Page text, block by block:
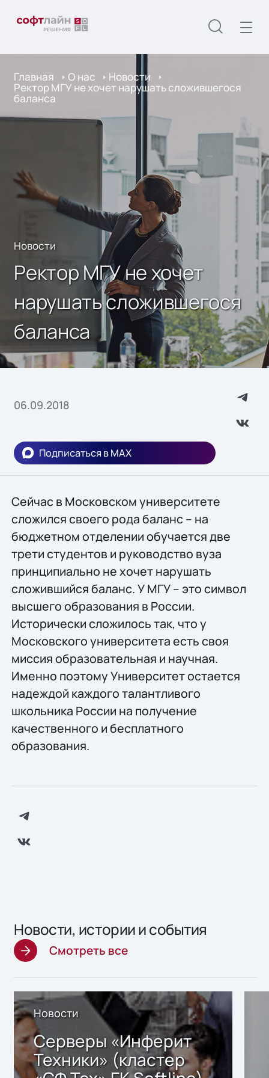
Главная О нас Новости
Ректор МГУ не хочет нарушать сложившегося
баланса
Новости
Ректор МГУ не хочет
нарушать сложившегося
баланса
06.09.2018
Подписаться в MAX
Сейчас в Московском университете
сложился своего рода баланс – на
бюджетном отделении обучается две
трети студентов и руководство вуза
принципиально не хочет нарушать
сложившийся баланс. У МГУ – это символ
высшего образования в России.
Исторически сложилось так, что у
Московского университета есть своя
миссия образовательная и научная.
Именно поэтому Университет остается
надеждой каждого талантливого
школьника России на получение
качественного и бесплатного
образования.
Новости, истории и события
Смотреть все
Новости
Серверы «Инферит
Техники» (кластер